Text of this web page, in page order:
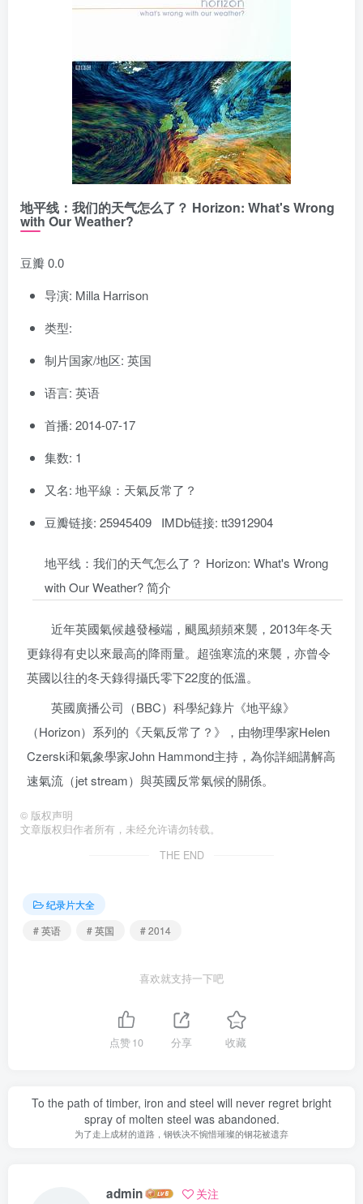
地平线：我们的天气怎么了？ Horizon: What's Wrong
with Our Weather?
豆瓣 0.0
导演: Milla Harrison
类型:
制片国家/地区: 英国
语言: 英语
首播: 2014-07-17
集数: 1
又名: 地平線：天氣反常了？
豆瓣链接: 25945409 IMDb链接: tt3912904
地平线：我们的天气怎么了？ Horizon: What's Wrong
with Our Weather? 简介
近年英國氣候越發極端，颶風頻頻來襲，2013年冬天
更錄得有史以來最高的降雨量。超強寒流的來襲，亦曾令
英國以往的冬天錄得攝氏零下22度的低溫。
英國廣播公司（BBC）科學紀錄片《地平線》
（Horizon）系列的《天氣反常了？》，由物理學家Helen
Czerski和氣象學家John Hammond主持，為你詳細講解高
速氣流（jet stream）與英國反常氣候的關係。
© 版权声明
文章版权归作者所有，未经允许请勿转载。
THE END
纪录片大全
# 英语
# 英国 # 2014
喜欢就支持一下吧
点赞10 分享 收藏
To the path of timber, iron and steel will never regret bright
spray of molten steel was abandoned.
为了走上成材的道路，钢铁决不惋惜璀璨的钢花被遗弃
admin 关注